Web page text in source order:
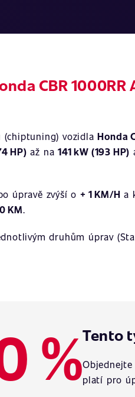
CBR 1000RR
(chiptuning) vozidlaHonda
HP) až na141 kW (193 HP)
úpravě zvýší o + 1 KM/H a
KM.
druhům úprav
%Tento
Objednejte
platí pro